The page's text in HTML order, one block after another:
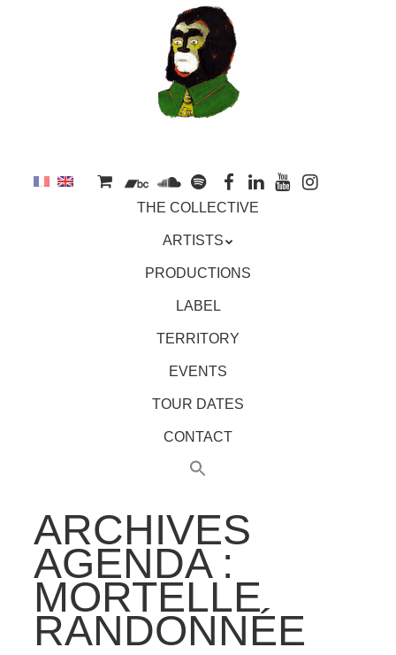
THE COLLECTIVE
ARTISTS
PRODUCTIONS
LABEL
TERRITORY
EVENTS
TOUR DATES
CONTACT
ARCHIVES
AGENDA :
MORTELLE
RANDONNÉE